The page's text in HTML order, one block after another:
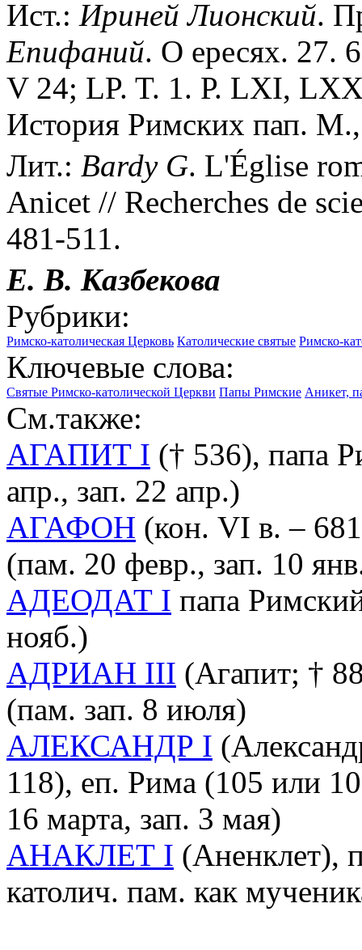
Ист.: Ириней Лионский.
Епифаний. О ересях. 27.
V 24; LP. T. 1. Р. LXI,
История Римских пап.
Лит.: Bardy G. L'Église
Anicet // Recherches de
481-511.
Е. В. Казбекова
Рубрики:
Римско-католическая Церковь Католические святые Римско-
Ключевые слова:
Святые Римско-католической Церкви Папы Римские Аникет,
См.также:
АГАПИТ I († 536), папа
апр., зап. 22 апр.)
АГАФОН (кон. VI в. –
(пам. 20 февр., зап. 10
АДЕОДАТ I папа
нояб.)
АДРИАН III (Агапит; †
(пам. зап. 8 июля)
АЛЕКСАНДР I
118), еп. Рима (105 или
16 марта, зап. 3 мая)
АНАКЛЕТ I (Аненклет),
католич. пам. как